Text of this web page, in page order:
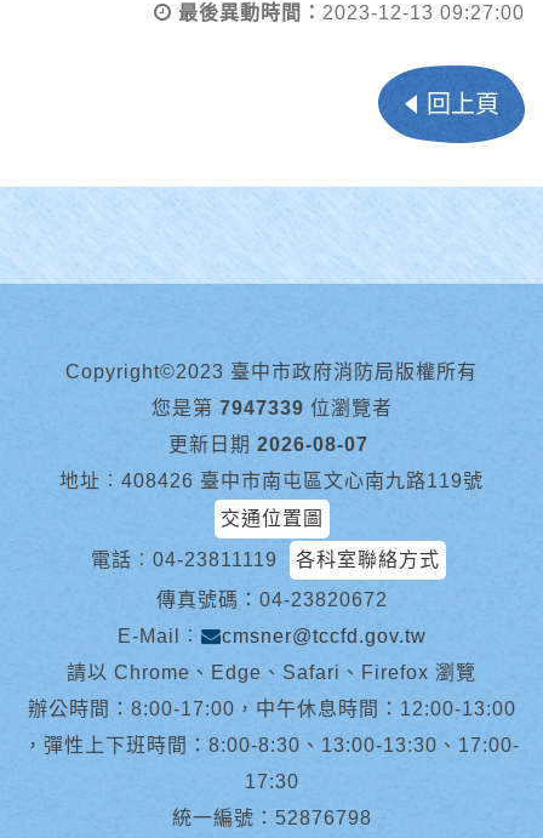
最後異動時間： 2023-12-13 09:27:00
回上頁
Copyright©2023 臺中市政府消防局版權所有
您是第 7947339 位瀏覽者
更新日期 2026-08-07
地址︰408426 臺中市南屯區文心南九路119號
交通位置圖
電話︰ 04-23811119
各科室聯絡方式
傳真號碼：04-23820672
E-Mail︰
cmsner@tccfd.gov.tw
請以 Chrome、Edge、Safari、Firefox 瀏覽
辦公時間：8:00-17:00，中午休息時間：12:00-13:00
，彈性上下班時間：8:00-8:30、13:00-13:30、17:00-
17:30
統一編號：52876798